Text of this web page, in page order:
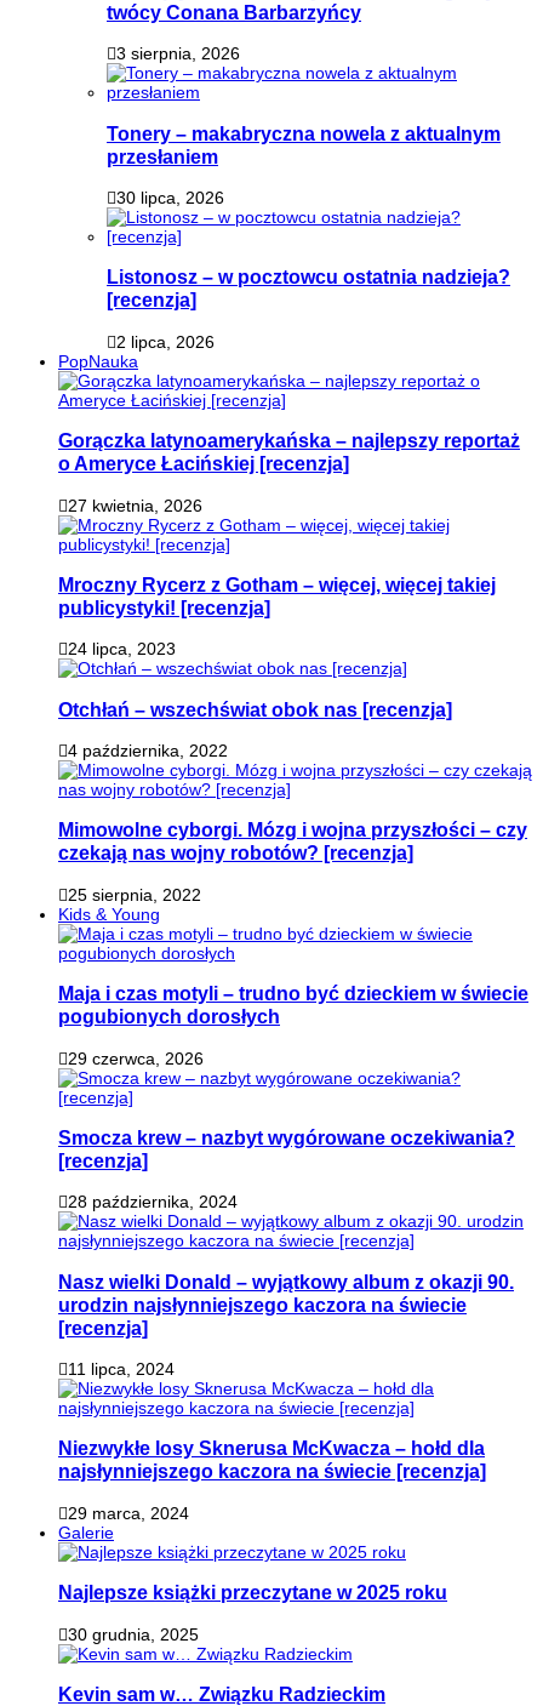
twócy Conana Barbarzyńcy
3 sierpnia, 2026
Tonery – makabryczna nowela z aktualnym
przesłaniem
30 lipca, 2026
Listonosz – w pocztowcu ostatnia nadzieja?
[recenzja]
2 lipca, 2026
PopNauka
Gorączka latynoamerykańska – najlepszy reportaż
o Ameryce Łacińskiej [recenzja]
27 kwietnia, 2026
Mroczny Rycerz z Gotham – więcej, więcej takiej
publicystyki! [recenzja]
24 lipca, 2023
Otchłań – wszechświat obok nas [recenzja]
4 października, 2022
Mimowolne cyborgi. Mózg i wojna przyszłości – czy
czekają nas wojny robotów? [recenzja]
25 sierpnia, 2022
Kids & Young
Maja i czas motyli – trudno być dzieckiem w świecie
pogubionych dorosłych
29 czerwca, 2026
Smocza krew – nazbyt wygórowane oczekiwania?
[recenzja]
28 października, 2024
Nasz wielki Donald – wyjątkowy album z okazji 90.
urodzin najsłynniejszego kaczora na świecie
[recenzja]
11 lipca, 2024
Niezwykłe losy Sknerusa McKwacza – hołd dla
najsłynniejszego kaczora na świecie [recenzja]
29 marca, 2024
Galerie
Najlepsze książki przeczytane w 2025 roku
30 grudnia, 2025
Kevin sam w… Związku Radzieckim